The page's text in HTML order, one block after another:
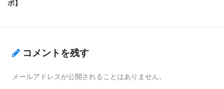
ポ】
コメントを残す
メールアドレスが公開されることはありません。